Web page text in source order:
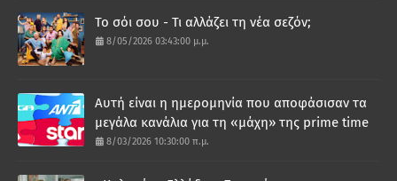
Το σόι σου - Τι αλλάζει τη νέα σεζόν;
8/05/2026 03:43:00 μ.μ.
Αυτή είναι η ημερομηνία που αποφάσισαν τα
μεγάλα κανάλια για τη «μάχη» της prime time
8/03/2026 10:30:00 π.μ.